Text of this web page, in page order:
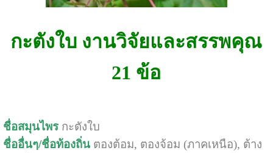
กะตังใบ งานวิจัยและสรรพคุณ
21 ข้อ
ชื่อสมุนไพรกะตังใบ
ชื่ออื่นๆ/ชื่อท้องถิ่นตองต้อม, ตองจ้อม (ภาคเหนือ), ต้าง